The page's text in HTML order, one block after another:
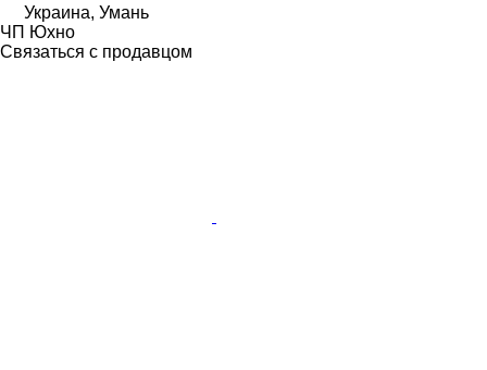
Украина, Умань
ЧП Юхно
Связаться с продавцом